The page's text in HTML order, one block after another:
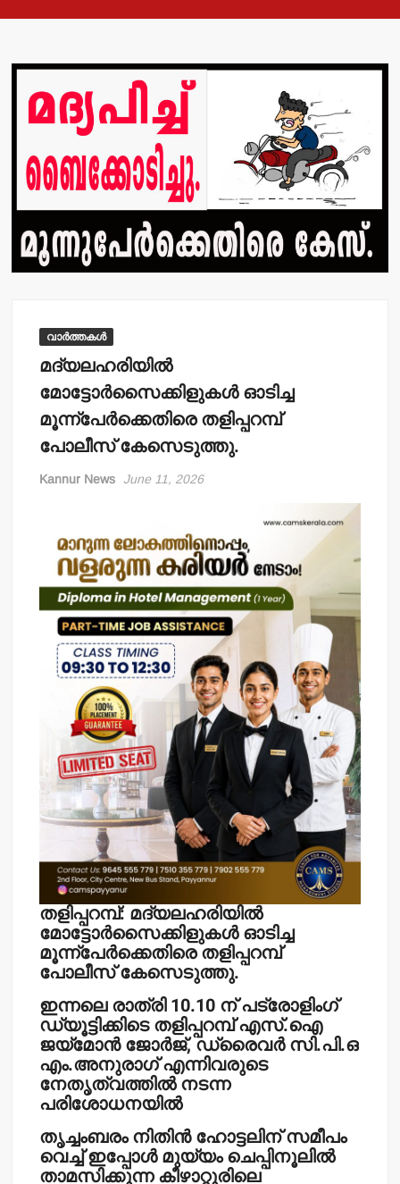
വാർത്തകൾ
മദ്യലഹരിയില്‍
മോട്ടോര്‍സൈക്കിളുകള്‍ ഓടിച്ച
മൂന്ന്‌പേര്‍ക്കെതിരെ തളിപ്പറമ്പ്
പോലീസ് കേസെടുത്തു.
Kannur News June 11, 2026
തളിപ്പറമ്പ്: മദ്യലഹരിയില്‍
മോട്ടോര്‍സൈക്കിളുകള്‍ ഓടിച്ച
മൂന്ന്‌പേര്‍ക്കെതിരെ തളിപ്പറമ്പ്
പോലീസ് കേസെടുത്തു.
ഇന്നലെ രാത്രി 10.10 ന് പട്രോളിംഗ്
ഡ്യൂട്ടിക്കിടെ തളിപ്പറമ്പ് എസ്.ഐ
ജയ്‌മോന്‍ ജോര്‍ജ്, ഡ്രൈവര്‍ സി.പി.ഒ
എം.അനുരാഗ് എന്നിവരുടെ
നേതൃത്വത്തില്‍ നടന്ന
പരിശോധനയില്‍
തൃച്ചംബരം നിതിന്‍ ഹോട്ടലിന് സമീപം
വെച്ച് ഇപ്പോള്‍ മുയ്യം ചെപ്പിനൂലില്‍
താമസിക്കുന്ന കീഴാറ്റൂരിലെ